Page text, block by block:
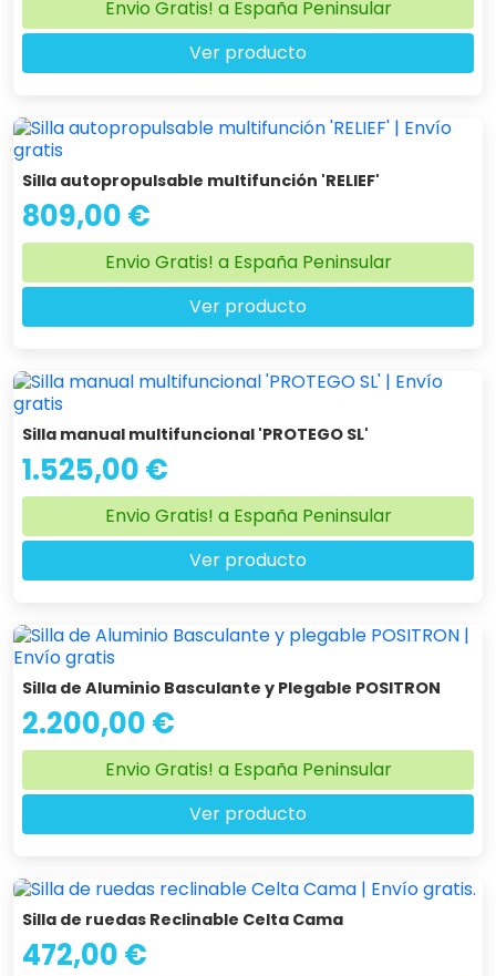
Envio Gratis! a España Peninsular
Ver producto
Silla autopropulsable multifunción 'RELIEF'
809,00 €
Envio Gratis! a España Peninsular
Ver producto
Silla manual multifuncional 'PROTEGO SL'
1.525,00 €
Envio Gratis! a España Peninsular
Ver producto
Silla de Aluminio Basculante y Plegable POSITRON
2.200,00 €
Envio Gratis! a España Peninsular
Ver producto
Silla de ruedas Reclinable Celta Cama
472,00 €